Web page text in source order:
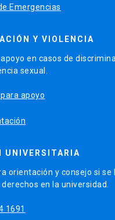
Emergencias
Y VIOLENCIA
en casos de
sexual.
apoyo
UNIVERSITARIA
orientación y consejo si se
en la universidad.
1691